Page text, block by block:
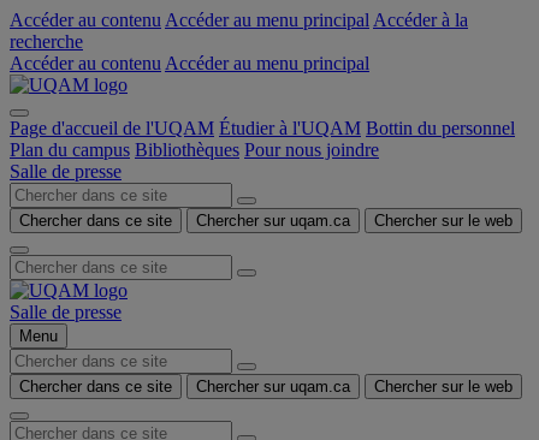
Accéder au contenu Accéder au menu principal Accéder à la
recherche
Accéder au contenu Accéder au menu principal
Page d'accueil de l'UQAM Étudier à l'UQAM Bottin du personnel
Plan du campus Bibliothèques Pour nous joindre
Salle de presse
Chercher dans ce site Chercher sur uqam.ca Chercher sur le web
Salle de presse
Menu
Chercher dans ce site Chercher sur uqam.ca Chercher sur le web